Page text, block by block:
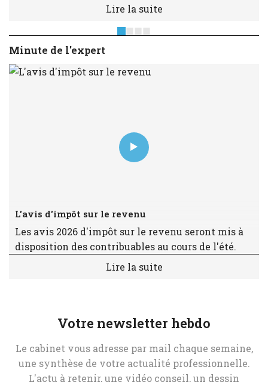
sanctionné en justice pour avoir demandé à sa
la promesse, faisant échouer la transaction.
Lire la suite
Minute de l'expert
L'avis d'impôt sur le revenu
Les avis 2026 d'impôt sur le revenu seront mis à
disposition des contribuables au cours de l'été.
Lire la suite
Votre newsletter hebdo
Le cabinet vous adresse par mail chaque semaine,
une synthèse de votre actualité professionnelle.
L'actu à retenir, une vidéo conseil, un dessin